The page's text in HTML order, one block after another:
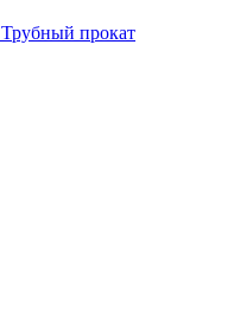
Трубный прокат